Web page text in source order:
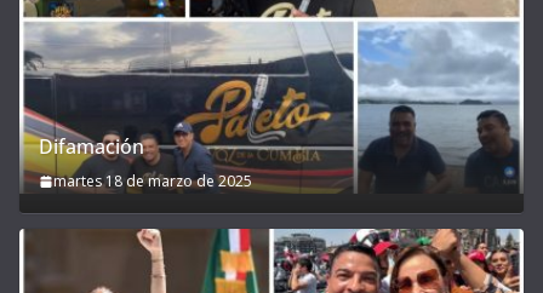
Difamación
martes 18 de marzo de 2025